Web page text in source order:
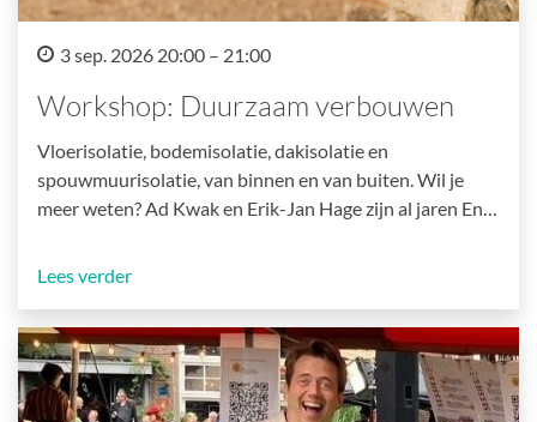
3 sep. 2026 20:00 – 21:00
Workshop: Duurzaam verbouwen
Vloerisolatie, bodemisolatie, dakisolatie en
spouwmuurisolatie, van binnen en van buiten. Wil je
meer weten? Ad Kwak en Erik-Jan Hage zijn al jaren En…
Lees verder